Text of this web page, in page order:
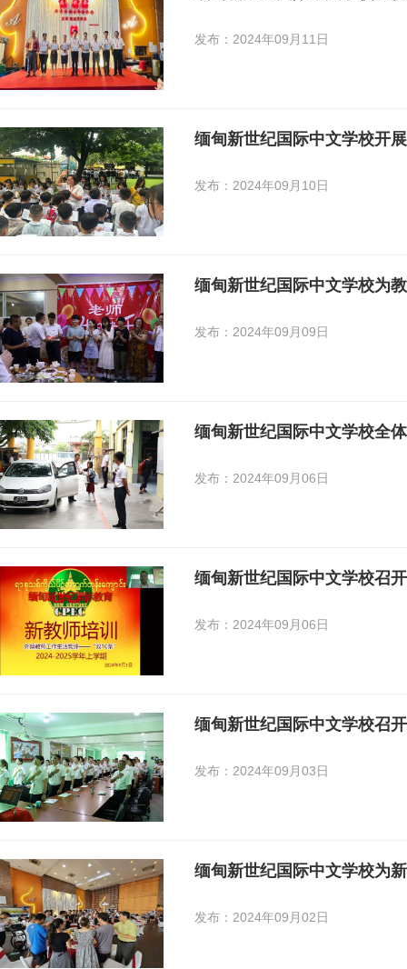
发布：2024年09月11日
缅甸新世纪国际中文学校开
发布：2024年09月10日
缅甸新世纪国际中文学校为
发布：2024年09月09日
缅甸新世纪国际中文学校全
发布：2024年09月06日
缅甸新世纪国际中文学校召
发布：2024年09月06日
缅甸新世纪国际中文学校召
发布：2024年09月03日
缅甸新世纪国际中文学校为
发布：2024年09月02日